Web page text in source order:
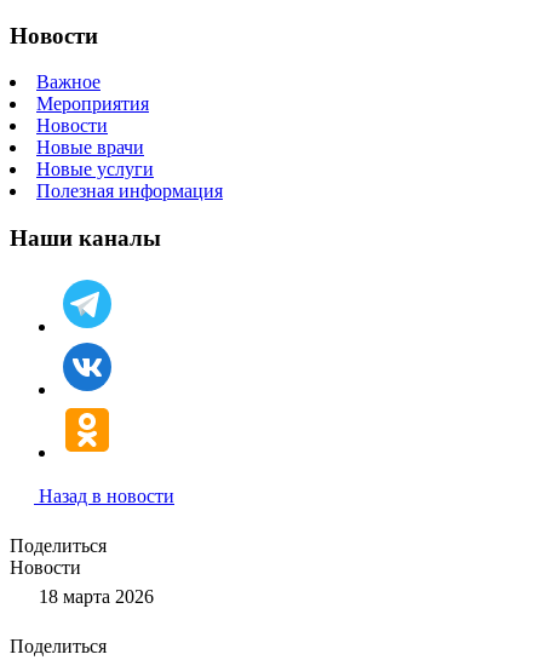
Новости
Важное
Мероприятия
Новости
Новые врачи
Новые услуги
Полезная информация
Наши каналы
Назад в новости
Поделиться
Новости
18 марта 2026
Поделиться